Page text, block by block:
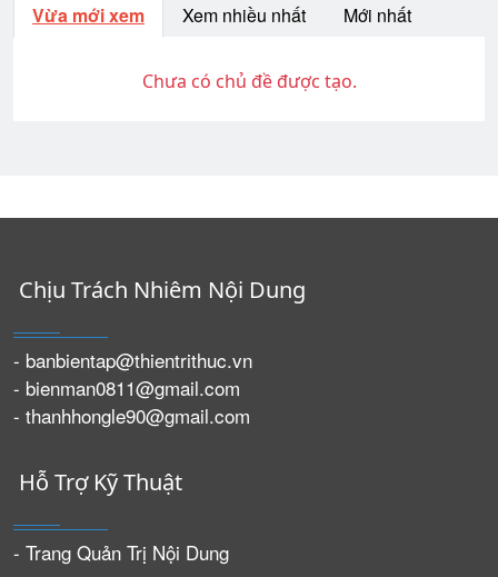
Vừa mới xem Xem nhiều nhất Mới nhất
Chưa có chủ đề được tạo.
Chịu Trách Nhiêm Nội Dung
- banbientap@thientrithuc.vn
- bienman0811@gmail.com
- thanhhongle90@gmail.com
Hỗ Trợ Kỹ Thuật
- Trang Quản Trị Nội Dung